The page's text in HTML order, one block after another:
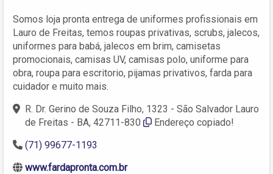
Somos loja pronta entrega de uniformes profissionais em
Lauro de Freitas, temos roupas privativas, scrubs, jalecos,
uniformes para babá, jalecos em brim, camisetas
promocionais, camisas UV, camisas polo, uniforme para
obra, roupa para escritorio, pijamas privativos, farda para
cuidador e muito mais.
R. Dr. Gerino de Souza Filho, 1323 - São Salvador Lauro
de Freitas - BA, 42711-830
Endereço copiado!
(71) 99677-1193
www.fardapronta.com.br